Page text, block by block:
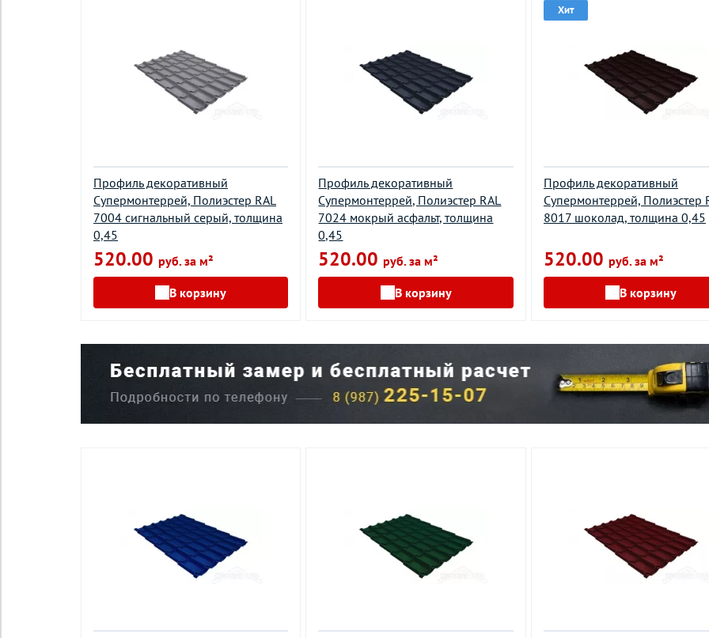
Профиль декоративный
Супермонтеррей, Полиэстер RAL
7004 сигнальный серый, толщина
0,45
520.00 руб. за м²
В корзину
Профиль декоративный
Супермонтеррей, Полиэстер RAL
7024 мокрый асфальт, толщина
0,45
520.00руб. за м²
В корзину
Хит
Профиль декоративный
Супермонтеррей, Полиэстер
8017 шоколад, толщина 0,45
520.00 руб. за м²
В корзину